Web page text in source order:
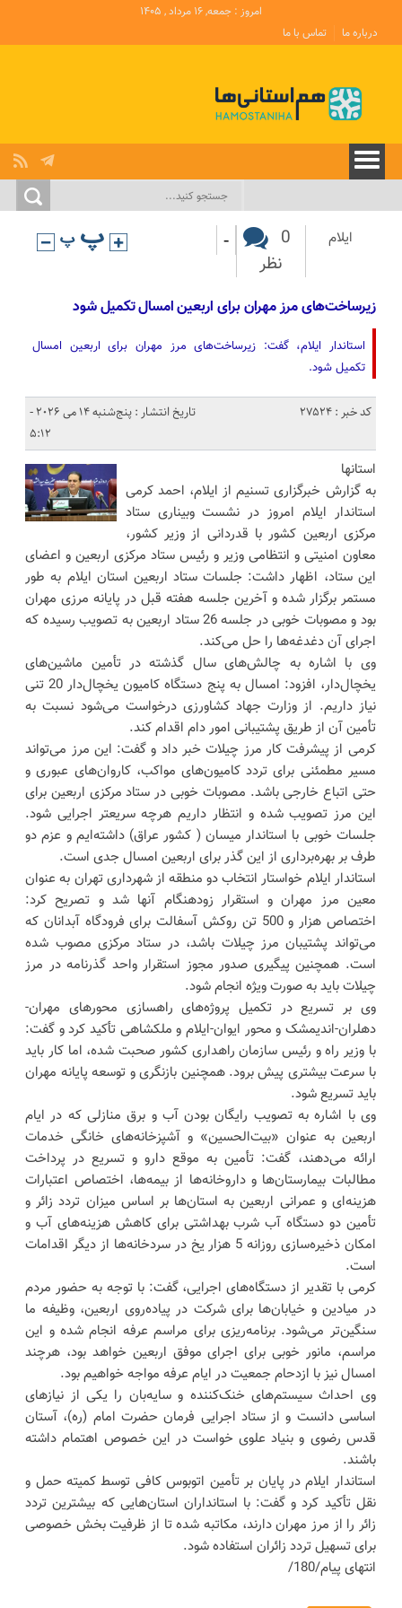
امروز : جمعه, ۱۶ مرداد , ۱۴۰۵
درباره ما
تماس با ما
ایلام
0
نظر
-
زیرساخت‌های مرز مهران برای اربعین امسال تکمیل شود
استاندار ایلام، گفت: زیرساخت‌های مرز مهران برای اربعین امسال
تکمیل شود.
کد خبر : 27524
تاریخ انتشار : پنج‌شنبه 14 می 2026 -
5:12
استانها
به گزارش خبرگزاری تسنیم از ایلام، احمد کرمی
استاندار ایلام امروز در نشست وبیناری ستاد
مرکزی اربعین کشور با قدردانی از وزیر کشور،
معاون امنیتی و انتظامی وزیر و رئیس ستاد مرکزی اربعین و اعضای
این ستاد، اظهار داشت: جلسات ستاد اربعین استان ایلام به طور
مستمر برگزار شده و آخرین جلسه هفته قبل در پایانه مرزی مهران
بود و مصوبات خوبی در جلسه 26 ستاد اربعین به تصویب رسیده که
اجرای آن دغدغه‌ها را حل می‌کند.
وی با اشاره به چالش‌های سال گذشته در تأمین ماشین‌های
یخچال‌دار، افزود: امسال به پنج دستگاه کامیون یخچال‌دار 20 تنی
نیاز داریم. از وزارت جهاد کشاورزی درخواست می‌شود نسبت به
تأمین آن از طریق پشتیبانی امور دام اقدام کند.
کرمی از پیشرفت کار مرز چیلات خبر داد و گفت: این مرز می‌تواند
مسیر مطمئنی برای تردد کامیون‌های مواکب، کاروان‌های عبوری و
حتی اتباع خارجی باشد. مصوبات خوبی در ستاد مرکزی اربعین برای
این مرز تصویب شده و انتظار داریم هرچه سریعتر اجرایی شود.
جلسات خوبی با استاندار میسان ( کشور عراق) داشته‌ایم و عزم دو
طرف بر بهره‌برداری از این گذر برای اربعین امسال جدی است.
استاندار ایلام خواستار انتخاب دو منطقه از شهرداری تهران به عنوان
معین مرز مهران و استقرار زودهنگام آنها شد و تصریح کرد:
اختصاص هزار و 500 تن روکش آسفالت برای فرودگاه آبدانان که
می‌تواند پشتیبان مرز چیلات باشد، در ستاد مرکزی مصوب شده
است. همچنین پیگیری صدور مجوز استقرار واحد گذرنامه در مرز
چیلات باید به صورت ویژه انجام شود.
وی بر تسریع در تکمیل پروژه‌های راهسازی محورهای مهران-
دهلران-اندیمشک و محور ایوان-ایلام و ملکشاهی تأکید کرد و گفت:
با وزیر راه و رئیس سازمان راهداری کشور صحبت شده، اما کار باید
با سرعت بیشتری پیش برود. همچنین بازنگری و توسعه پایانه مهران
باید تسریع شود.
وی با اشاره به تصویب رایگان بودن آب و برق منازلی که در ایام
اربعین به عنوان «بیت‌الحسین» و آشپزخانه‌های خانگی خدمات
ارائه می‌دهند، گفت: تأمین به موقع دارو و تسریع در پرداخت
مطالبات بیمارستان‌ها و داروخانه‌ها از بیمه‌ها، اختصاص اعتبارات
هزینه‌ای و عمرانی اربعین به استان‌ها بر اساس میزان تردد زائر و
تأمین دو دستگاه آب شرب بهداشتی برای کاهش هزینه‌های آب و
امکان ذخیره‌سازی روزانه 5 هزار یخ در سردخانه‌ها از دیگر اقدامات
است.
کرمی با تقدیر از دستگاه‌های اجرایی، گفت: با توجه به حضور مردم
در میادین و خیابان‌ها برای شرکت در پیاده‌روی اربعین، وظیفه ما
سنگین‌تر می‌شود. برنامه‌ریزی برای مراسم عرفه انجام شده و این
مراسم، مانور خوبی برای اجرای موفق اربعین خواهد بود، هرچند
امسال نیز با ازدحام جمعیت در ایام عرفه مواجه خواهیم بود.
وی احداث سیستم‌های خنک‌کننده و سایه‌بان را یکی از نیازهای
اساسی دانست و از ستاد اجرایی فرمان حضرت امام (ره)، آستان
قدس رضوی و بنیاد علوی خواست در این خصوص اهتمام داشته
باشند.
استاندار ایلام در پایان بر تأمین اتوبوس کافی توسط کمیته حمل و
نقل تأکید کرد و گفت: با استانداران استان‌هایی که بیشترین تردد
زائر را از مرز مهران دارند، مکاتبه شده تا از ظرفیت بخش خصوصی
برای تسهیل تردد زائران استفاده شود.
انتهای پیام/180/